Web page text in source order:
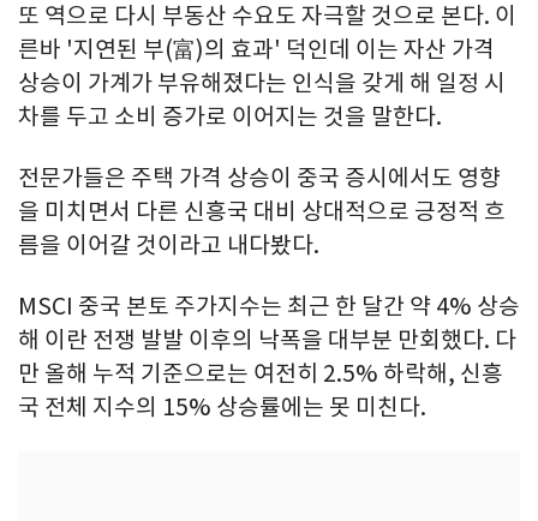
또 역으로 다시 부동산 수요도 자극할 것으로 본다. 이
른바 '지연된 부(富)의 효과' 덕인데 이는 자산 가격
상승이 가계가 부유해졌다는 인식을 갖게 해 일정 시
차를 두고 소비 증가로 이어지는 것을 말한다.
전문가들은 주택 가격 상승이 중국 증시에서도 영향
을 미치면서 다른 신흥국 대비 상대적으로 긍정적 흐
름을 이어갈 것이라고 내다봤다.
MSCI 중국 본토 주가지수는 최근 한 달간 약 4% 상승
해 이란 전쟁 발발 이후의 낙폭을 대부분 만회했다. 다
만 올해 누적 기준으로는 여전히 2.5% 하락해, 신흥
국 전체 지수의 15% 상승률에는 못 미친다.